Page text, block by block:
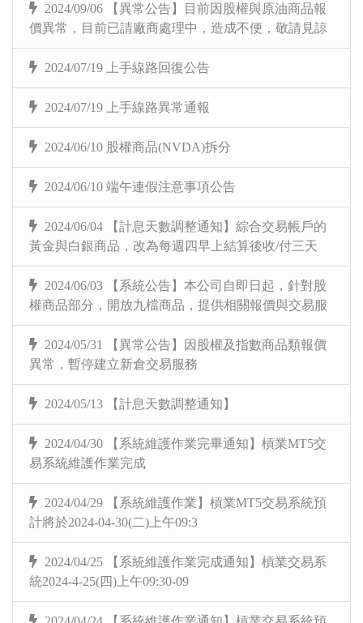
2024/09/06 【異常公告】目前因股權與原油商品報
價異常，目前已請廠商處理中，造成不便，敬請見諒
2024/07/19 上手線路回復公告
2024/07/19 上手線路異常通報
2024/06/10 股權商品(NVDA)拆分
2024/06/10 端午連假注意事項公告
2024/06/04 【計息天數調整通知】綜合交易帳戶的
黃金與白銀商品，改為每週四早上結算後收/付三天
2024/06/03 【系統公告】本公司自即日起，針對股
權商品部分，開放九檔商品，提供相關報價與交易服
2024/05/31 【異常公告】因股權及指數商品類報價
異常，暫停建立新倉交易服務
2024/05/13 【計息天數調整通知】
2024/04/30 【系統維護作業完畢通知】槓業MT5交
易系統維護作業完成
2024/04/29 【系統維護作業】槓業MT5交易系統預
計將於2024-04-30(二)上午09:3
2024/04/25 【系統維護作業完成通知】槓業交易系
統2024-4-25(四)上午09:30-09